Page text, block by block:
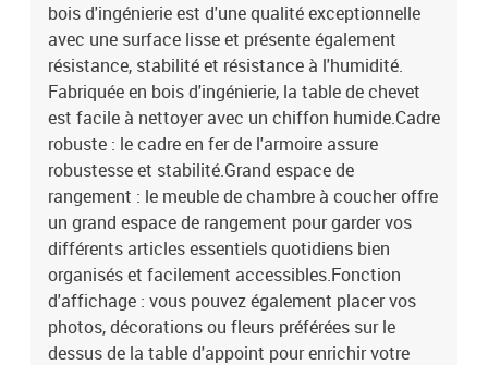
bois d'ingénierie est d'une qualité exceptionnelle
avec une surface lisse et présente également
résistance, stabilité et résistance à l'humidité.
Fabriquée en bois d'ingénierie, la table de chevet
est facile à nettoyer avec un chiffon humide.Cadre
robuste : le cadre en fer de l'armoire assure
robustesse et stabilité.Grand espace de
rangement : le meuble de chambre à coucher offre
un grand espace de rangement pour garder vos
différents articles essentiels quotidiens bien
organisés et facilement accessibles.Fonction
d'affichage : vous pouvez également placer vos
photos, décorations ou fleurs préférées sur le
dessus de la table d'appoint pour enrichir votre